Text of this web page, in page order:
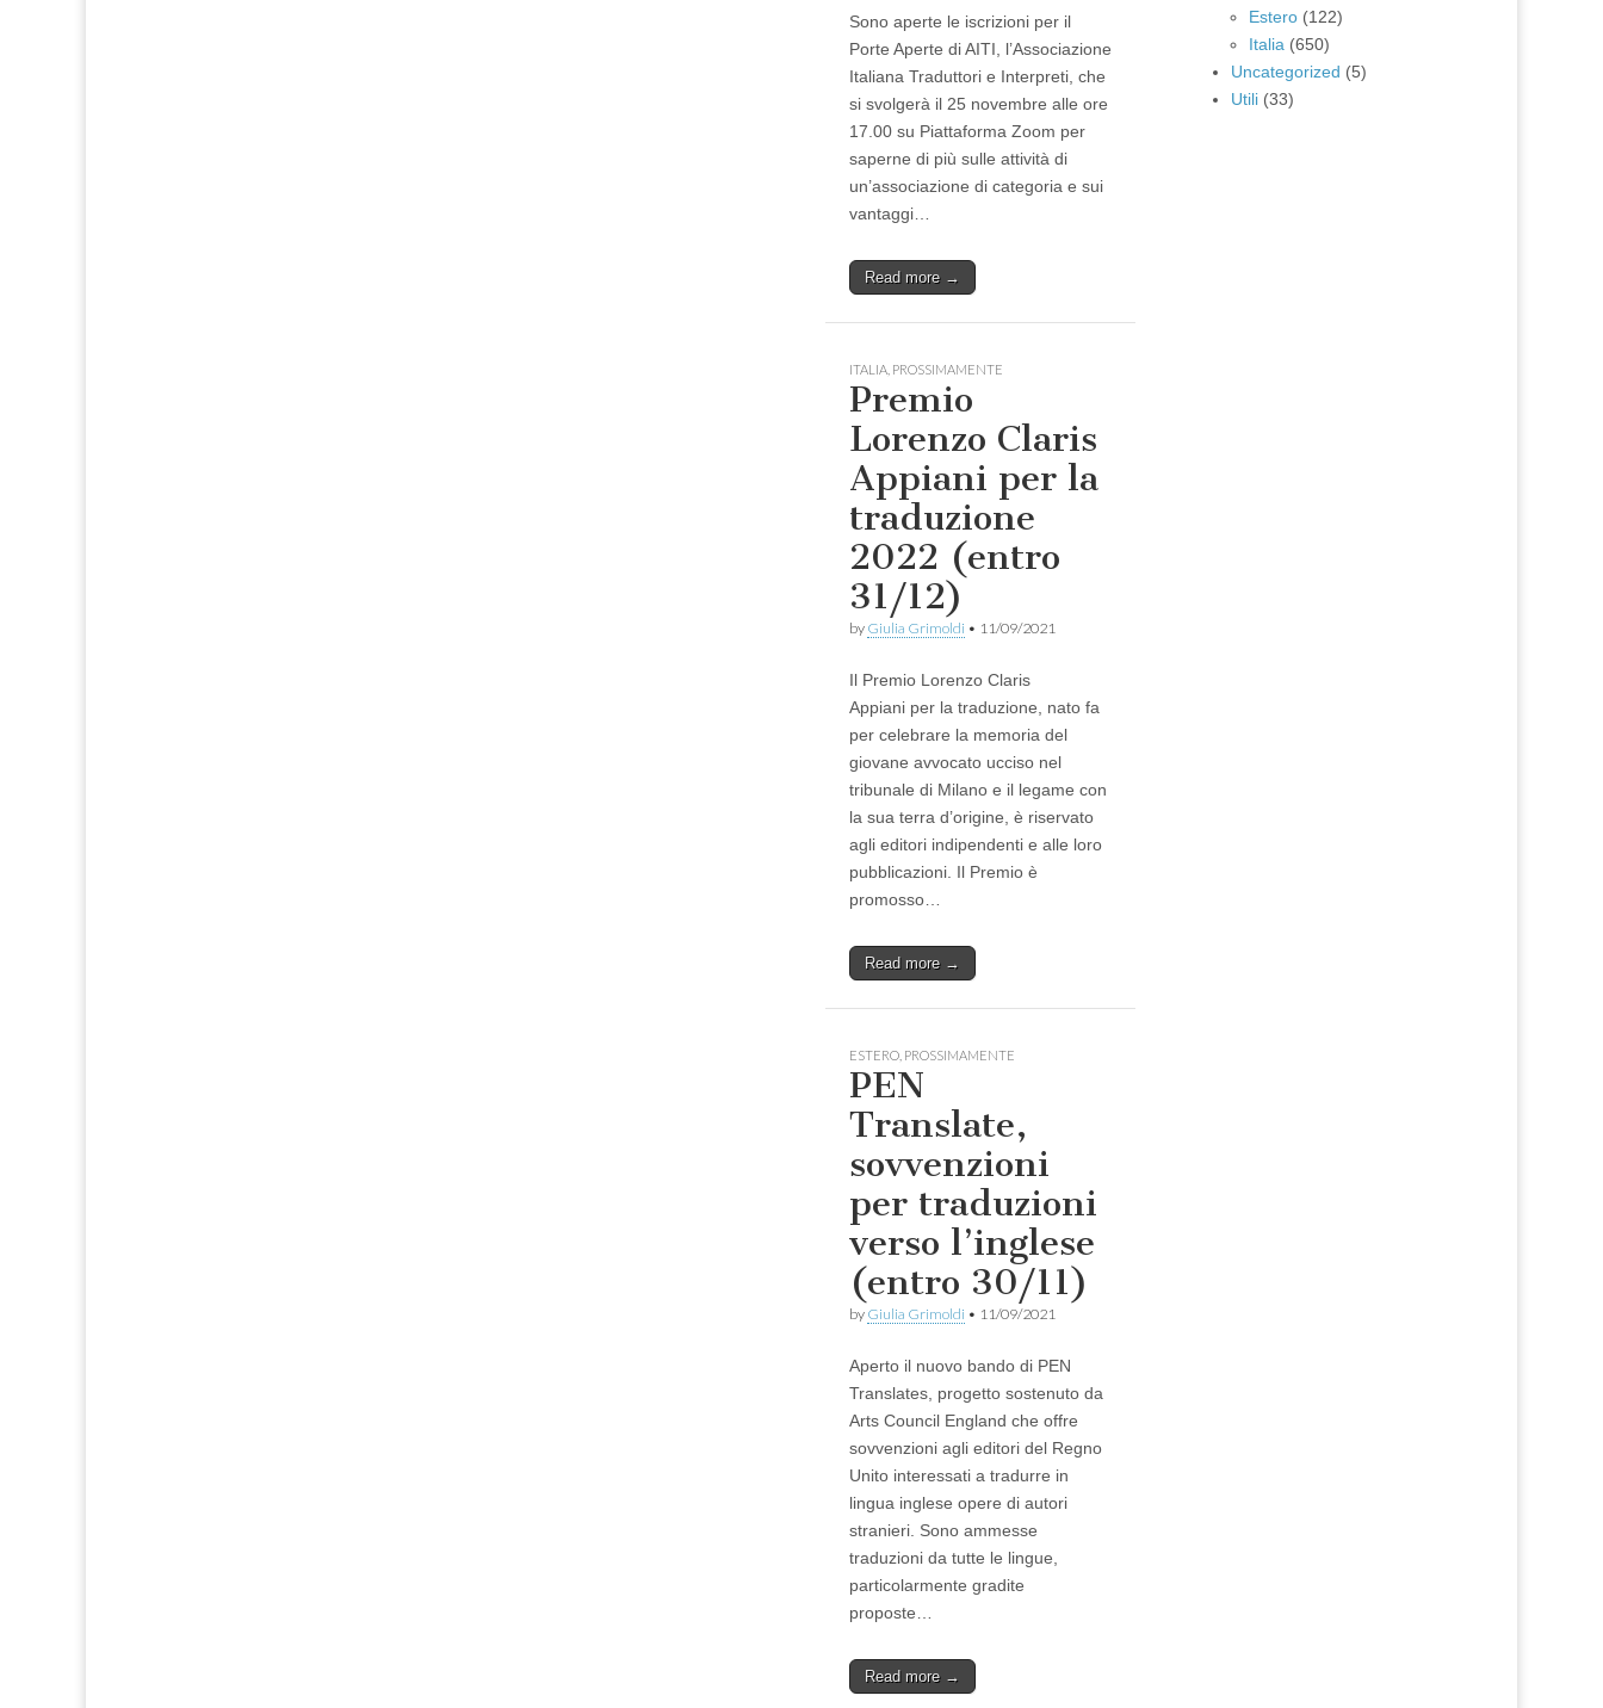
Sono aperte le iscrizioni per il
Porte Aperte di AITI, l’Associazione
Italiana Traduttori e Interpreti, che
si svolgerà il 25 novembre alle ore
17.00 su Piattaforma Zoom per
saperne di più sulle attività di
un’associazione di categoria e sui
vantaggi…
Read more →
ITALIA PROSSIMAMENTE
Premio
Lorenzo Claris
Appiani per la
traduzione
2022 (entro
31/12)
by Giulia Grimoldi • 11/09/2021
Il Premio Lorenzo Claris
Appiani per la traduzione, nato fa
per celebrare la memoria del
giovane avvocato ucciso nel
tribunale di Milano e il legame con
la sua terra d’origine, è riservato
agli editori indipendenti e alle loro
pubblicazioni. Il Premio è
promosso…
Read more →
ESTERO PROSSIMAMENTE
PEN
Translate,
sovvenzioni
per traduzioni
verso l’inglese
(entro 30/11)
by Giulia Grimoldi • 11/09/2021
Aperto il nuovo bando di PEN
Translates, progetto sostenuto da
Arts Council England che offre
sovvenzioni agli editori del Regno
Unito interessati a tradurre in
lingua inglese opere di autori
stranieri. Sono ammesse
traduzioni da tutte le lingue,
particolarmente gradite
proposte…
Read more →
Estero (122)
Italia (650)
Uncategorized (5)
Utili (33)